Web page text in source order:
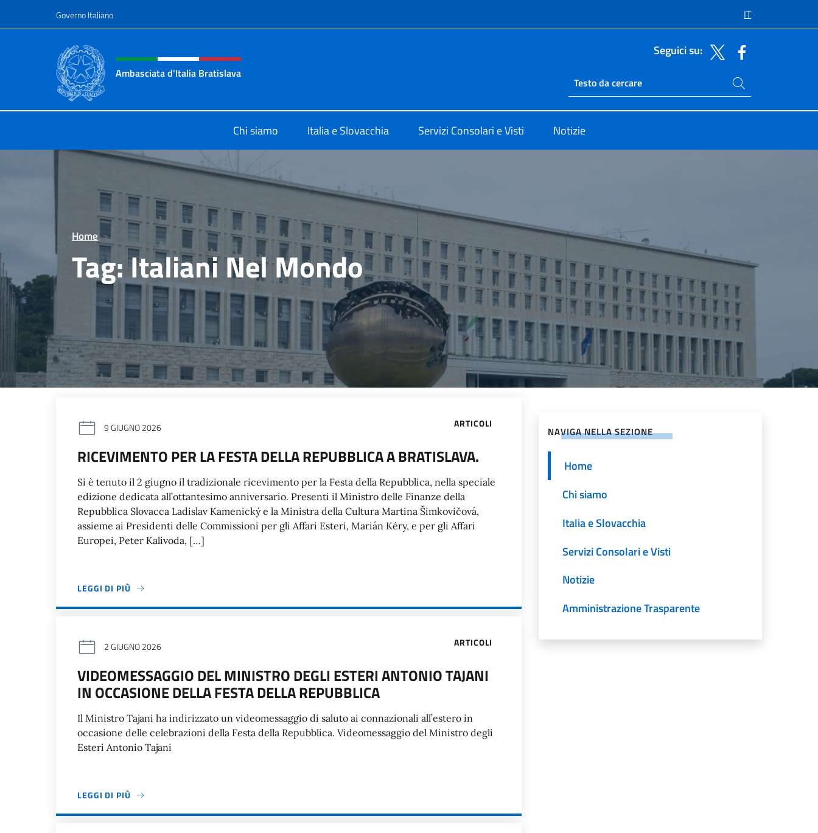
Governo Italiano IT
Intestazione sito, social e menù
Ambasciata d'Italia Bratislava
Seguici su:
Ricerca sito live
Cerca nel sito
Chi siamo Italia e Slovacchia Servizi Consolari e Visti Notizie
Home >
Tag:Italiani Nel Mondo
ARTICOLI
9 GIUGNO 2026
RICEVIMENTO PER LA FESTA DELLA REPUBBLICA A BRATISLAVA.
Si è tenuto il 2 giugno il tradizionale ricevimento per la Festa della Repubblica, nella speciale
edizione dedicata all’ottantesimo anniversario. Presenti il Ministro delle Finanze della
Repubblica Slovacca Ladislav Kamenický e la Ministra della Cultura Martina Šimkovičová,
assieme ai Presidenti delle Commissioni per gli Affari Esteri, Marián Kéry, e per gli Affari
Europei, Peter Kalivoda, […]
LEGGI DI PIÙ
ARTICOLI
2 GIUGNO 2026
VIDEOMESSAGGIO DEL MINISTRO DEGLI ESTERI ANTONIO TAJANI
IN OCCASIONE DELLA FESTA DELLA REPUBBLICA
Il Ministro Tajani ha indirizzato un videomessaggio di saluto ai connazionali all’estero in
occasione delle celebrazioni della Festa della Repubblica. Videomessaggio del Ministro degli
Esteri Antonio Tajani
LEGGI DI PIÙ
NAVIGA NELLA SEZIONE
Home
Chi siamo
Italia e Slovacchia
Servizi Consolari e Visti
Notizie
Amministrazione Trasparente